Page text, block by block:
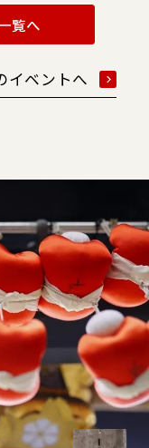
覧へ
イベントへ